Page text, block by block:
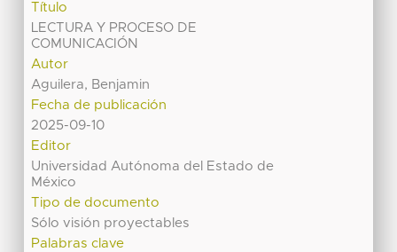
Título
LECTURA Y PROCESO DE
COMUNICACIÓN
Autor
Aguilera, Benjamin
Fecha de publicación
2025-09-10
Editor
Universidad Autónoma del Estado de
México
Tipo de documento
Sólo visión proyectables
Palabras clave